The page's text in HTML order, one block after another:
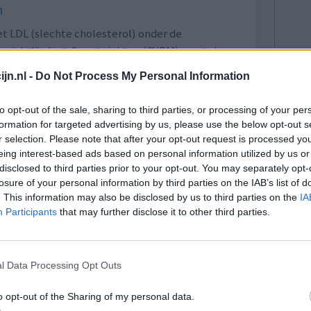
- Do Not Process My Personal Information
opt-out of the sale, sharing to third parties, or processing of your
for targeted advertising by us, please use the below opt-out
selection. Please note that after your opt-out request is processed
interest-based ads based on personal information utilized by us
to third parties prior to your opt-out. You may separately
of your personal information by third parties on the IAB’s list of
This information may also be disclosed by us to third parties on the
Participants that may further disclose it to other third parties.
Data Processing Opt Outs
opt-out of the Sharing of my personal data.
LDL (slechte cholesterol) onder de
richtlijn hart & vaatziekten (CVRM) moet de
dosis statine zal daar dan voor moeten gaan
bijwerkingen. Dit aantal zal dus toenemen,
de aard van de bijwerkingen zullen heftiger
de activiteit van het gen SLCO1B1 te laten
gen SLCO1B1 zorgt voor transport van de
omgezet.
link naar artikel in Volkskrant
hart- en vaatziekten en behoren tot de meest
patiënten reageren echter gunstig op